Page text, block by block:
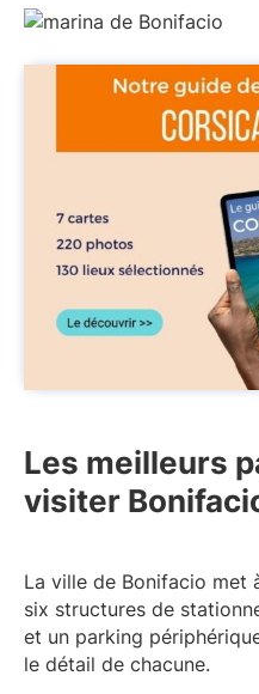
Les meilleurs
visiter
La ville de Bonifacio met
six structures de
et un parking
le détail de chacune.